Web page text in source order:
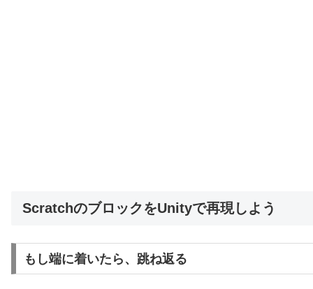
ScratchのブロックをUnityで再現しよう
もし端に着いたら、跳ね返る